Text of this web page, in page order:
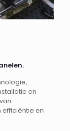
en
efficiëntie en